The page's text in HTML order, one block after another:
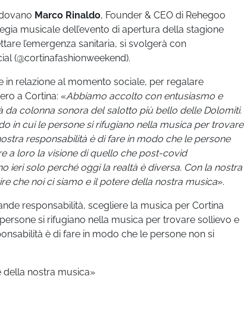
Marco Rinaldo, Founder & CEO di Rehegoo
musicale dell’evento di apertura della stagione
l’emergenza sanitaria, si svolgerà con
(@cortinafashionweekend).
in relazione al momento sociale, per regalare
a Cortina: «Abbiamo accolto con entusiasmo e
colonna sonora del salotto più bello delle Dolomiti.
in cui le persone si rifugiano nella musica per trovare
responsabilità è di fare in modo che le persone
a loro la visione di quello che post-covid
ieri solo perché oggi la realtà è diversa. Con la nostra
che noi ci siamo e il potere della nostra musica».
responsabilità, scegliere la musica per Cortina
si rifugiano nella musica per trovare sollievo e
è di fare in modo che le persone non si
della nostra musica»